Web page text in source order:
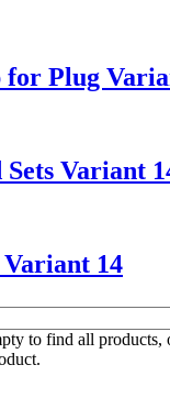
for Plug
Variant
Variant 14
to find all products,